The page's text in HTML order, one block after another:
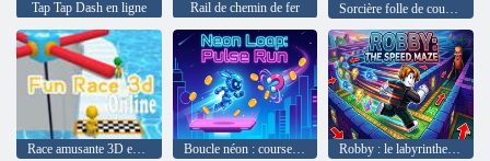
Tap Tap Dash en ligne Rail de chemin de fer Sorcière folle de coureur Halloween
Boucle néon : course à impulsions